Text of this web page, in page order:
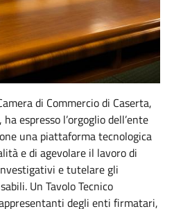
di Commercio di Caserta,
espresso l’orgoglio dell’ente
una piattaforma tecnologica
e di agevolare il lavoro di
e tutelare gli
Un Tavolo Tecnico
degli enti firmatari,